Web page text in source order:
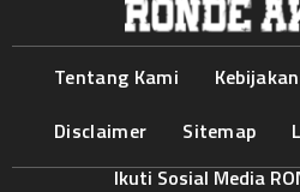
Tentang Kami
Disclaimer
Sitemap
Ikuti Sosial Media